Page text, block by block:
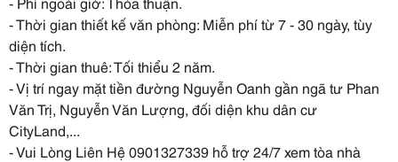
- Thời gian thiết kế văn phòng: Miễn phí từ 7 - 30 ngày, tùy
diện tích.
- Thời gian thuê: Tối thiểu 2 năm.
- Vị trí ngay mặt tiền đường Nguyễn Oanh gần ngã tư Phan
Văn Trị, Nguyễn Văn Lượng, đối diện khu dân cư
CityLand,...
- Vui Lòng Liên Hệ 0901327339 hỗ trợ 24/7 xem tòa nhà